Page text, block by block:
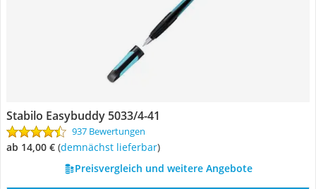
Stabilo Easybuddy 5033/4-41
937 Bewertungen
ab 14,00 € ( Demnächst lieferbar)
Preisvergleich und weitere Angebote